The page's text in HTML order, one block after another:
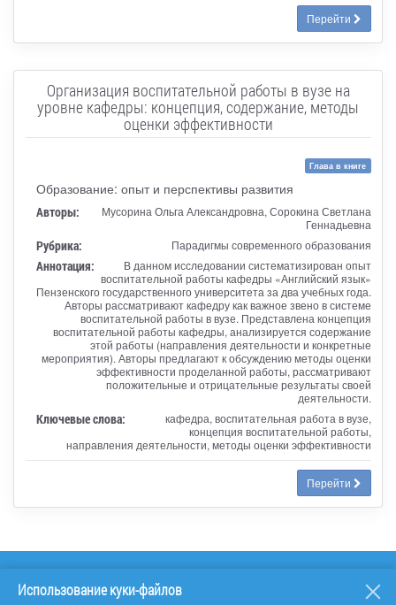
Перейти
Организация воспитательной работы в вузе на
уровне кафедры: концепция, содержание, методы
оценки эффективности
Глава в книге
Образование: опыт и перспективы развития
Авторы:
Мусорина Ольга Александровна, Сорокина Светлана
Геннадьевна
Рубрика: Парадигмы современного образования
Аннотация:
В данном исследовании систематизирован опыт
воспитательной работы кафедры «Английский язык»
Пензенского государственного университета за два учебных года.
Авторы рассматривают кафедру как важное звено в системе
воспитательной работы в вузе. Представлена концепция
воспитательной работы кафедры, анализируется содержание
этой работы (направления деятельности и конкретные
мероприятия). Авторы предлагают к обсуждению методы оценки
эффективности проделанной работы, рассматривают
положительные и отрицательные результаты своей
деятельности.
Ключевые слова:
кафедра, воспитательная работа в вузе,
концепция воспитательной работы,
направления деятельности, методы оценки эффективности
Перейти
Использование куки-файлов